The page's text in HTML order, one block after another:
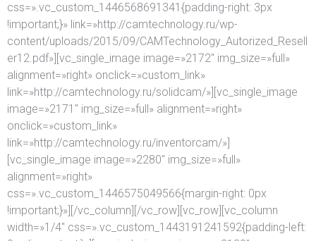
css=».vc_custom_1446568691341{padding-right: 3px
!important;}» link=»http://camtechnology.ru/wp-
content/uploads/2015/09/CAMTechnology_Autorized_Resell
er12.pdf»][vc_single_image image=»2172″ img_size=»full»
alignment=»right» onclick=»custom_link»
link=»http://camtechnology.ru/solidcam/»][vc_single_image
image=»2171″ img_size=»full» alignment=»right»
onclick=»custom_link»
link=»http://camtechnology.ru/inventorcam/»]
[vc_single_image image=»2280″ img_size=»full»
alignment=»right»
css=».vc_custom_1446575049566{margin-right: 0px
!important;}»][/vc_column][/vc_row][vc_row][vc_column
width=»1/4″ css=».vc_custom_1443191241592{padding-left: